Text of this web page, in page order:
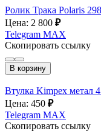
Ролик Трака Polaris
Цена: 2 800 ₽
Telegram MAX
Скопировать ссылку
В корзину
Втулка Kimpex метал
Цена: 450 ₽
Telegram MAX
Скопировать ссылку